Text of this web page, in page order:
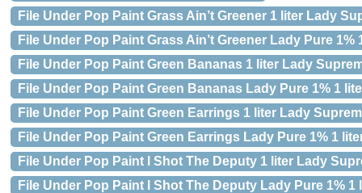
File Under Pop Paint Grass Ain’t Greener 1 liter Lady
File Under Pop Paint Grass Ain’t Greener Lady Pure 1%
File Under Pop Paint Green Bananas 1 liter Lady
File Under Pop Paint Green Bananas Lady Pure 1% 1
File Under Pop Paint Green Earrings 1 liter Lady
File Under Pop Paint Green Earrings Lady Pure 1% 1
File Under Pop Paint I Shot The Deputy 1 liter Lady
File Under Pop Paint I Shot The Deputy Lady Pure 1% 1